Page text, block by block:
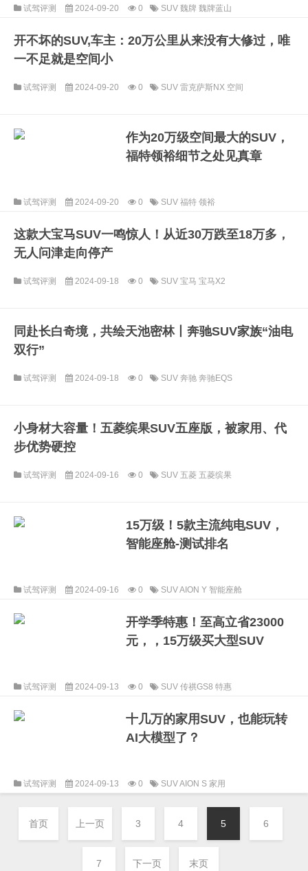
试驾评测 2024-09-20 0 SUV 魏牌 魏牌蓝山
开不坏的SUV,车主：20万公里从来没有大修过，唯
一不足就是空间小
试驾评测 2024-09-20 0 SUV 雷克萨斯NX 空间
作为20万级空间最大的SUV，
福特领裕细节之处见真章
试驾评测 2024-09-20 0 SUV 福特 领裕
这款大宝马SUV一鸣惊人！从近30万跌至18万多，
无人问津走向停产
试驾评测 2024-09-18 0 SUV 宝马 宝马X2
同赴长白奇境，共绘天池密林丨奔驰SUV家族“油电
双行”
试驾评测 2024-09-18 0 SUV 奔驰 奔驰EQS
小身材大容量！五菱缤果SUV五座版，被家用、代
步优势硬控
试驾评测 2024-09-16 0 SUV 五菱 五菱缤果
15万级！5款主流纯电SUV，
智能座舱-测试排名
试驾评测 2024-09-16 0 SUVAION Y 智能座舱
开学季特惠！至高立省23000
元，，15万级买大型SUV
试驾评测 2024-09-13 0 SUV 传祺GS8 特惠
十几万的家用SUV，也能玩转
AI大模型了？
试驾评测 2024-09-13 0 SUVAION S 家用
首页 上一页 3 4 5 6
7 下一页 末页